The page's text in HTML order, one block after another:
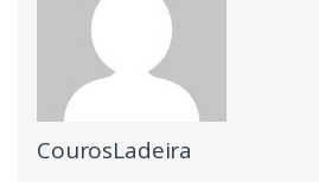
CourosLadeira